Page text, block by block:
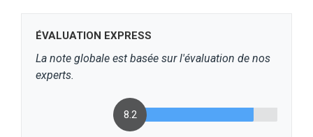
ÉVALUATION EXPRESS
La note globale est basée sur l'évaluation de nos
experts.
8.2